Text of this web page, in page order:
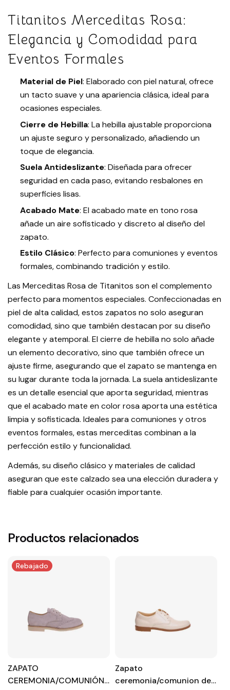
Titanitos Merceditas Rosa:
Elegancia y Comodidad para
Eventos Formales
Material de Piel: Elaborado con piel natural, ofrece
un tacto suave y una apariencia clásica, ideal para
ocasiones especiales.
Cierre de Hebilla: La hebilla ajustable proporciona
un ajuste seguro y personalizado, añadiendo un
toque de elegancia.
Suela Antideslizante: Diseñada para ofrecer
seguridad en cada paso, evitando resbalones en
superficies lisas.
Acabado Mate: El acabado mate en tono rosa
añade un aire sofisticado y discreto al diseño del
zapato.
Estilo Clásico: Perfecto para comuniones y eventos
formales, combinando tradición y estilo.
Las Merceditas Rosa de Titanitos son el complemento
perfecto para momentos especiales. Confeccionadas en
piel de alta calidad, estos zapatos no solo aseguran
comodidad, sino que también destacan por su diseño
elegante y atemporal. El cierre de hebilla no solo añade
un elemento decorativo, sino que también ofrece un
ajuste firme, asegurando que el zapato se mantenga en
su lugar durante toda la jornada. La suela antideslizante
es un detalle esencial que aporta seguridad, mientras
que el acabado mate en color rosa aporta una estética
limpia y sofisticada. Ideales para comuniones y otros
eventos formales, estas merceditas combinan a la
perfección estilo y funcionalidad.
Además, su diseño clásico y materiales de calidad
aseguran que este calzado sea una elección duradera y
fiable para cualquier ocasión importante.
Productos relacionados
Rebajado
ZAPATO
CEREMONIA/COMUNIÓN
Zapato
ceremonia/comunion de